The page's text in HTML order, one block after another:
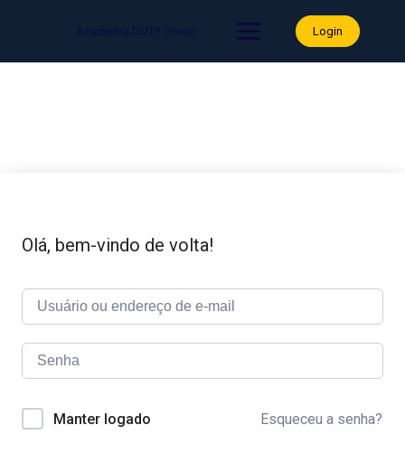
Academia DUTY Group Login
Olá, bem-vindo de volta!
Manter logado Esqueceu a senha?